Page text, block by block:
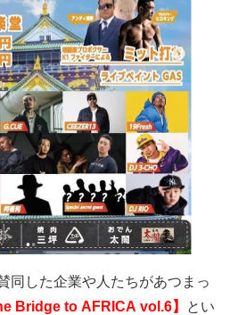
同した企業や人たちがあつまっ
Bridge to AFRICA vol.6】
とい